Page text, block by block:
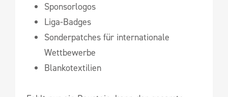
Sponsorlogos
Liga-Badges
Sonderpatches für internationale
Wettbewerbe
Blankotextilien